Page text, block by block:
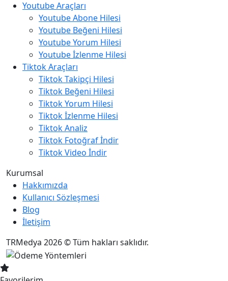
Youtube Araçları
Youtube Abone Hilesi
Youtube Beğeni Hilesi
Youtube Yorum Hilesi
Youtube İzlenme Hilesi
Tiktok Araçları
Tiktok Takipçi Hilesi
Tiktok Beğeni Hilesi
Tiktok Yorum Hilesi
Tiktok İzlenme Hilesi
Tiktok Analiz
Tiktok Fotoğraf İndir
Tiktok Video İndir
Kurumsal
Hakkımızda
Kullanıcı Sözleşmesi
Blog
İletişim
TRMedya 2026 © Tüm hakları saklıdır.